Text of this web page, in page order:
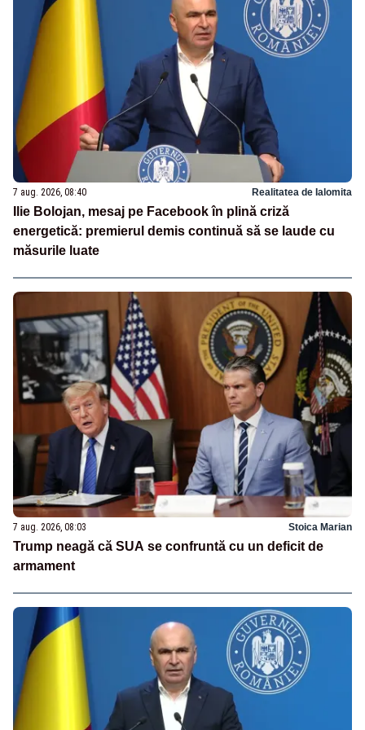
7 aug. 2026, 08:40 Realitatea de Ialomita
Ilie Bolojan, mesaj pe Facebook în plină criză
energetică: premierul demis continuă să se laude cu
măsurile luate
7 aug. 2026, 08:03 Stoica Marian
Trump neagă că SUA se confruntă cu un deficit de
armament